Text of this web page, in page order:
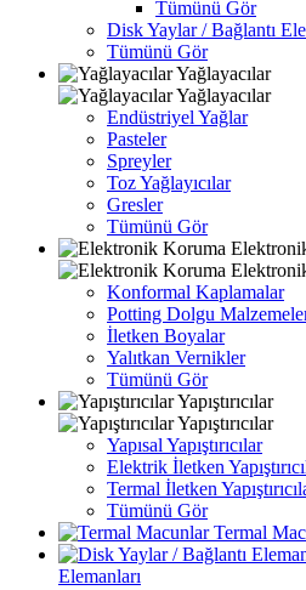
Tümünü Gör
Disk Yaylar / Bağlantı
Tümünü Gör
Yağlayacılar
Yağlayacılar
Endüstriyel Yağlar
Pasteler
Spreyler
Toz Yağlayıcılar
Gresler
Tümünü Gör
Konformal Kaplamalar
Potting Dolgu
İletken Boyalar
Yalıtkan Vernikler
Tümünü Gör
Yapıştırıcılar
Yapıştırıcılar
Yapısal Yapıştırıcılar
Elektrik İletken
Termal İletken
Tümünü Gör
Termal
Elemanları